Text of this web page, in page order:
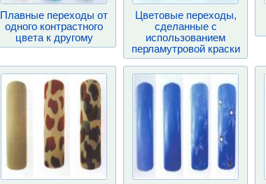
Плавные переходы от
одного контрастного
цвета к другому
Цветовые переходы,
сделанные с
использованием
перламутровой краски